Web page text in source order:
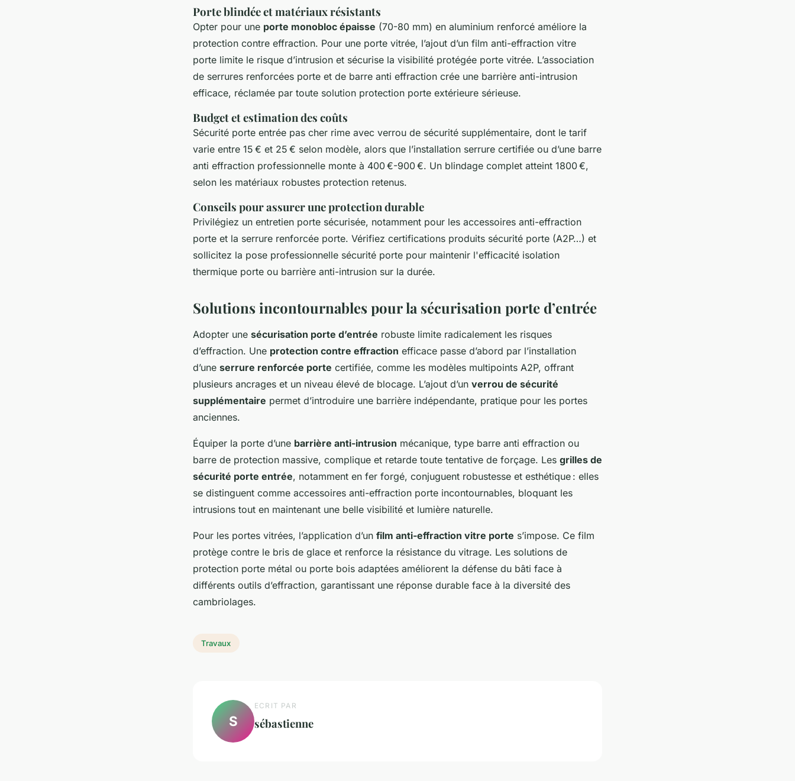
Porte blindée et matériaux résistants
Opter pour une porte monobloc épaisse (70-80 mm) en aluminium renforcé améliore la
protection contre effraction. Pour une porte vitrée, l’ajout d’un film anti-effraction vitre
porte limite le risque d’intrusion et sécurise la visibilité protégée porte vitrée. L’association
de serrures renforcées porte et de barre anti effraction crée une barrière anti-intrusion
efficace, réclamée par toute solution protection porte extérieure sérieuse.
Budget et estimation des coûts
Sécurité porte entrée pas cher rime avec verrou de sécurité supplémentaire, dont le tarif
varie entre 15 € et 25 € selon modèle, alors que l’installation serrure certifiée ou d’une barre
anti effraction professionnelle monte à 400 €-900 €. Un blindage complet atteint 1800 €,
selon les matériaux robustes protection retenus.
Conseils pour assurer une protection durable
Privilégiez un entretien porte sécurisée, notamment pour les accessoires anti-effraction
porte et la serrure renforcée porte. Vérifiez certifications produits sécurité porte (A2P…) et
sollicitez la pose professionnelle sécurité porte pour maintenir l'efficacité isolation
thermique porte ou barrière anti-intrusion sur la durée.
Solutions incontournables pour la sécurisation porte d’entrée
Adopter une sécurisation porte d’entrée robuste limite radicalement les risques
d’effraction. Une protection contre effraction efficace passe d’abord par l’installation
d’une serrure renforcée porte certifiée, comme les modèles multipoints A2P, offrant
plusieurs ancrages et un niveau élevé de blocage. L’ajout d’un verrou de sécurité
supplémentaire permet d’introduire une barrière indépendante, pratique pour les portes
anciennes.
Équiper la porte d’une barrière anti-intrusion mécanique, type barre anti effraction ou
barre de protection massive, complique et retarde toute tentative de forçage. Les grilles de
sécurité porte entrée, notamment en fer forgé, conjuguent robustesse et esthétique : elles
se distinguent comme accessoires anti-effraction porte incontournables, bloquant les
intrusions tout en maintenant une belle visibilité et lumière naturelle.
Pour les portes vitrées, l’application d’un film anti-effraction vitre porte s’impose. Ce film
protège contre le bris de glace et renforce la résistance du vitrage. Les solutions de
protection porte métal ou porte bois adaptées améliorent la défense du bâti face à
différents outils d’effraction, garantissant une réponse durable face à la diversité des
cambriolages.
Travaux
S
ECRIT PAR
sébastienne